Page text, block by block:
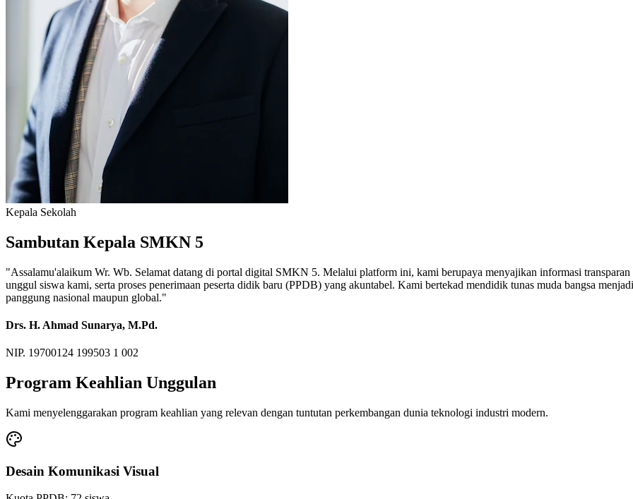
Fasilitas Bengkel Modern
Praktik Berstandar Industri & Sertifikasi Profesi
Gelombang Aktif
Gelombang 1 — Jalur Prestasi & Afiliasi
Pendaftaran dibuka dari